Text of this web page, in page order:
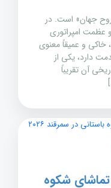
جهان» است. در
عظمت امپراتوری
خاکی و عمیقاً معنوی
بیش از ۲۵۰۰ سال قدمت دارد، یکی از
آن تقریباً
شکوه